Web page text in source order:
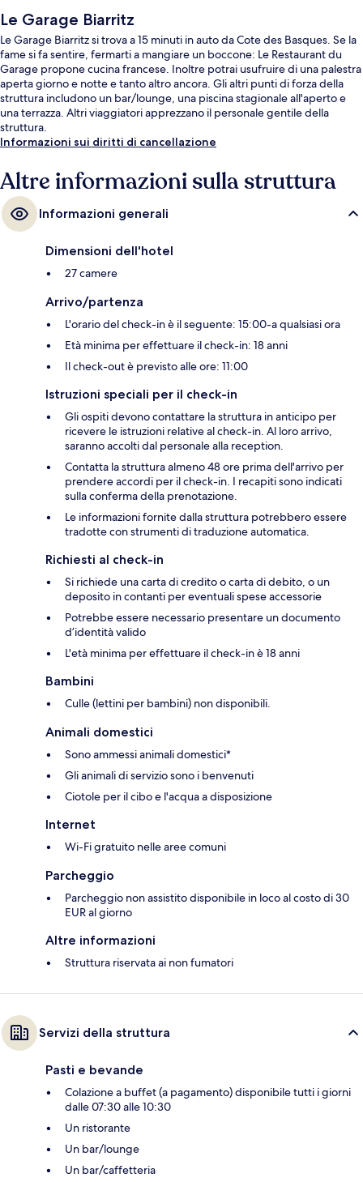
Le Garage Biarritz
Le Garage Biarritz si trova a 15 minuti in auto da Cote des Basques. Se la
fame si fa sentire, fermarti a mangiare un boccone: Le Restaurant du
Garage propone cucina francese. Inoltre potrai usufruire di una palestra
aperta giorno e notte e tanto altro ancora. Gli altri punti di forza della
struttura includono un bar/lounge, una piscina stagionale all'aperto e
una terrazza. Altri viaggiatori apprezzano il personale gentile della
struttura.
Informazioni sui diritti di cancellazione
Altre informazioni sulla struttura
Informazioni generali
Dimensioni dell'hotel
27 camere
Arrivo/partenza
L'orario del check-in è il seguente: 15:00-a qualsiasi ora
Età minima per effettuare il check-in: 18 anni
Il check-out è previsto alle ore: 11:00
Istruzioni speciali per il check-in
Gli ospiti devono contattare la struttura in anticipo per
ricevere le istruzioni relative al check-in. Al loro arrivo,
saranno accolti dal personale alla reception.
Contatta la struttura almeno 48 ore prima dell'arrivo per
prendere accordi per il check-in. I recapiti sono indicati
sulla conferma della prenotazione.
Le informazioni fornite dalla struttura potrebbero essere
tradotte con strumenti di traduzione automatica.
Richiesti al check-in
Si richiede una carta di credito o carta di debito, o un
deposito in contanti per eventuali spese accessorie
Potrebbe essere necessario presentare un documento
d’identità valido
L'età minima per effettuare il check-in è 18 anni
Bambini
Culle (lettini per bambini) non disponibili.
Animali domestici
Sono ammessi animali domestici*
Gli animali di servizio sono i benvenuti
Ciotole per il cibo e l'acqua a disposizione
Internet
Wi-Fi gratuito nelle aree comuni
Parcheggio
Parcheggio non assistito disponibile in loco al costo di 30
EUR al giorno
Altre informazioni
Struttura riservata ai non fumatori
Servizi della struttura
Pasti e bevande
Colazione a buffet (a pagamento) disponibile tutti i giorni
dalle 07:30 alle 10:30
Un ristorante
Un bar/lounge
Un bar/caffetteria